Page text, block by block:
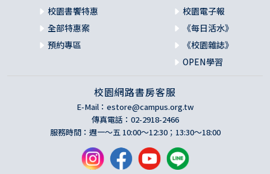
校園書饗特惠
全部特惠案
預約專區
校園電子報
《每日活水》
《校園雜誌》
OPEN學習
校園網路書房客服
E-Mail： estore@campus.org.tw
傳真電話：02-2918-2466
服務時間：週一～五 10:00～12:30；13:30～18:00